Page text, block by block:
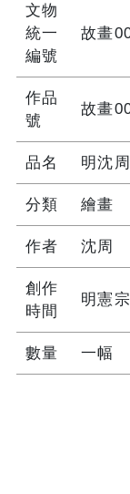
文物
統一
編號
故畫
作品
號
故畫
品名 明沈
分類 繪畫
作者 沈周
創作
時間
明憲
數量 一幅